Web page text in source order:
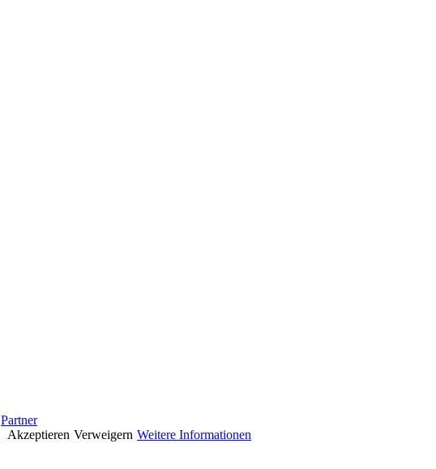
Partner
Akzeptieren Verweigern Weitere Informationen